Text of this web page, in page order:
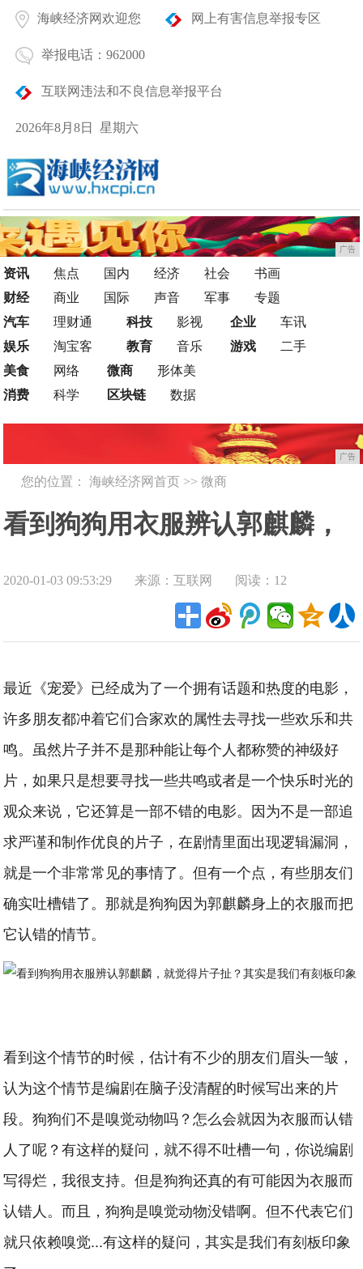
海峡经济网欢迎您 网上有害信息举报专区
举报电话：962000
互联网违法和不良信息举报平台
2026年8月8日 星期六
广告
资讯 焦点 国内 经济 社会
书画
财经
商业 国际 声音 军事
专题
汽车
理财通
娱乐
淘宝客
科技
影视
教育
音乐
企业
车讯
游戏
二手
美食
网络
消费
科学
微商
形体美
区块链
数据
广告
您的位置：海峡经济网首页 >>微商
看到狗狗用衣服辨认郭麒麟，
就觉得片子扯？其实是我们有
2020-01-03 09:53:29 来源：互联网 阅读：12
最近《宠爱》已经成为了一个拥有话题和热度的电影，
许多朋友都冲着它们合家欢的属性去寻找一些欢乐和共
鸣。虽然片子并不是那种能让每个人都称赞的神级好
片，如果只是想要寻找一些共鸣或者是一个快乐时光的
观众来说，它还算是一部不错的电影。因为不是一部追
求严谨和制作优良的片子，在剧情里面出现逻辑漏洞，
就是一个非常常见的事情了。但有一个点，有些朋友们
确实吐槽错了。那就是狗狗因为郭麒麟身上的衣服而把
它认错的情节。
看到这个情节的时候，估计有不少的朋友们眉头一皱，
认为这个情节是编剧在脑子没清醒的时候写出来的片
段。狗狗们不是嗅觉动物吗？怎么会就因为衣服而认错
人了呢？有这样的疑问，就不得不吐槽一句，你说编剧
写得烂，我很支持。但是狗狗还真的有可能因为衣服而
认错人。而且，狗狗是嗅觉动物没错啊。但不代表它们
就只依赖嗅觉...有这样的疑问，其实是我们有刻板印象